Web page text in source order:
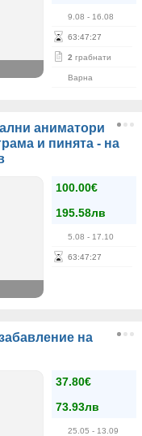
9.08 - 16.08
63:47:27
2 грабнати
Варна
аниматори
и пинята - на
100.00€
195.58лв
5.08 - 17.10
63:47:27
на
37.80€
73.93лв
25.05 - 13.09